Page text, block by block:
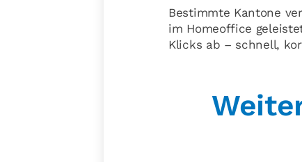
Bestimmte Kantone
im Homeoffice
Klicks ab – schnell,